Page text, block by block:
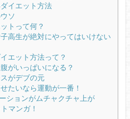
イエット方法
ソ
トって何？
高生が絶対にやってはいけない
エット方法って？
がいっぱいになる？
がデブの元
たいなら運動が一番！
ションがムチャクチャ上が
マンガ！